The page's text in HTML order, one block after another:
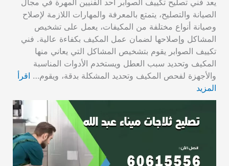
الصيانة والتصليح، يتمتع بالمعرفة والمهارات اللازمة لإصلاح
وصيانة أنواع مختلفة من المكيفات، يعمل على تشخيص
المشاكل وإصلاحها لضمان عمل المكيف بكفاءة عالية. فني
تكييف الصوابر يقوم بتشخيص المشاكل التي يعاني منها
المكيف وتحديد سبب العطل ويستخدم الأدوات المناسبة
والأجهزة لفحص المكيف وتحديد المشكلة بدقة، ويقوم… اقرأ
المزيد